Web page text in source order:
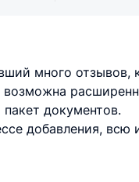
много
документов.
добавления,